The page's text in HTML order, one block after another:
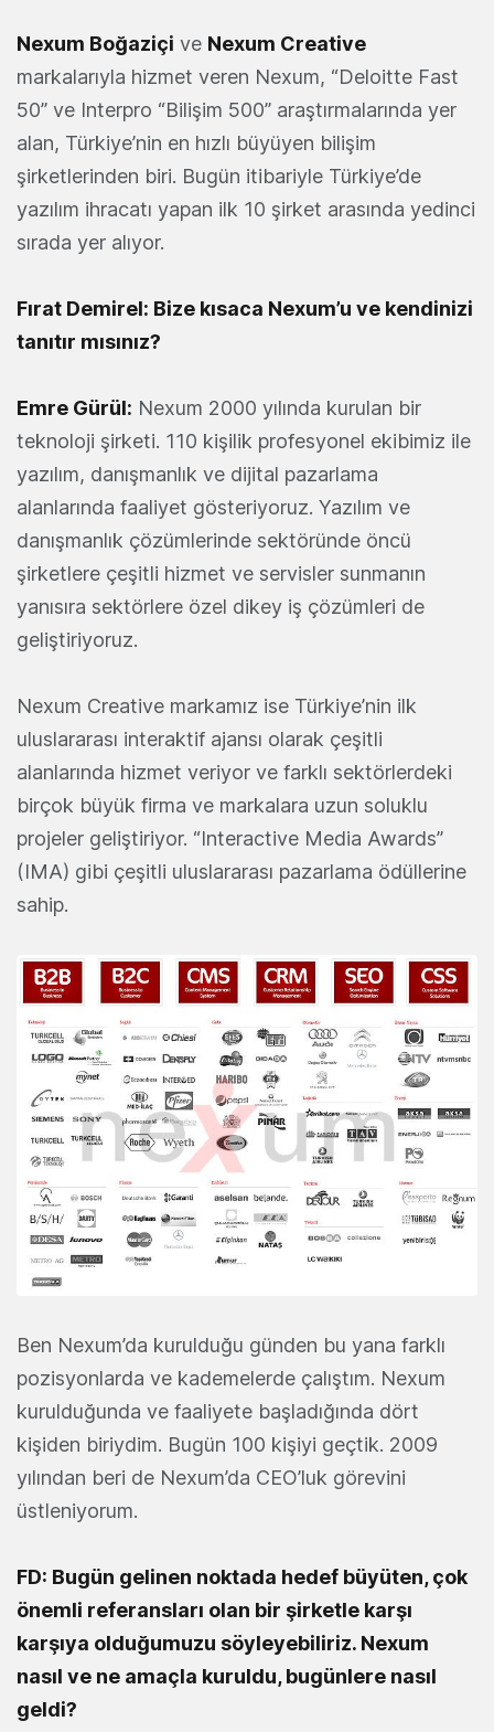
Nexum Boğaziçi ve Nexum Creative
markalarıyla hizmet veren Nexum, “Deloitte Fast
50” ve Interpro “Bilişim 500” araştırmalarında yer
alan, Türkiye’nin en hızlı büyüyen bilişim
şirketlerinden biri. Bugün itibariyle Türkiye’de
yazılım ihracatı yapan ilk 10 şirket arasında yedinci
sırada yer alıyor.
Fırat Demirel: Bize kısaca Nexum’u ve kendinizi
tanıtır mısınız?
Emre Gürül: Nexum 2000 yılında kurulan bir
teknoloji şirketi. 110 kişilik profesyonel ekibimiz ile
yazılım, danışmanlık ve dijital pazarlama
alanlarında faaliyet gösteriyoruz. Yazılım ve
danışmanlık çözümlerinde sektöründe öncü
şirketlere çeşitli hizmet ve servisler sunmanın
yanısıra sektörlere özel dikey iş çözümleri de
geliştiriyoruz.
Nexum Creative markamız ise Türkiye’nin ilk
uluslararası interaktif ajansı olarak çeşitli
alanlarında hizmet veriyor ve farklı sektörlerdeki
birçok büyük firma ve markalara uzun soluklu
projeler geliştiriyor. “Interactive Media Awards”
(IMA) gibi çeşitli uluslararası pazarlama ödüllerine
sahip.
Ben Nexum’da kurulduğu günden bu yana farklı
pozisyonlarda ve kademelerde çalıştım. Nexum
kurulduğunda ve faaliyete başladığında dört
kişiden biriydim. Bugün 100 kişiyi geçtik. 2009
yılından beri de Nexum’da CEO’luk görevini
üstleniyorum.
FD: Bugün gelinen noktada hedef büyüten, çok
önemli referansları olan bir şirketle karşı
karşıya olduğumuzu söyleyebiliriz. Nexum
nasıl ve ne amaçla kuruldu, bugünlere nasıl
geldi?